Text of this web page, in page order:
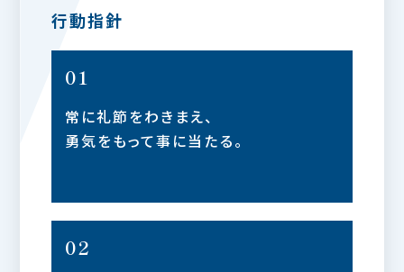
行動指針
01
常に礼節をわきまえ、
勇気をもって事に当たる。
02